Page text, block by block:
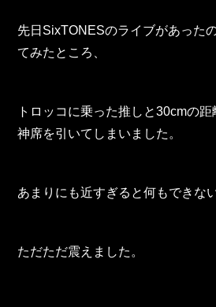
YouTube
先日SixTONESのライブがあった
てみたところ、
トロッコに乗った推しと30cmの
神席を引いてしまいました。
あまりにも近すぎると何もできな
ただただ震えました。